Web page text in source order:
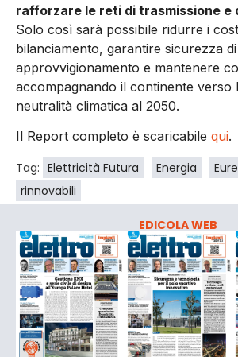
rafforzare le reti di trasmissione e
Solo così sarà possibile ridurre i
bilanciamento, garantire sicurezza di
approvvigionamento e mantenere
accompagnando il continente verso
neutralità climatica al 2050.
Il Report completo è scaricabile qui.
Tag: Elettricità Futura Energia
rinnovabili
EDICOLA WEB